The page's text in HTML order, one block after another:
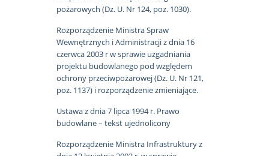
pożarowych (Dz. U. Nr 124, poz. 1030).
Rozporządzenie Ministra Spraw
Wewnętrznych i Administracji z dnia 16
czerwca 2003 r w sprawie uzgadniania
projektu budowlanego pod względem
ochrony przeciwpożarowej (Dz. U. Nr 121,
poz. 1137) i rozporządzenie zmieniające.
Ustawa z dnia 7 lipca 1994 r. Prawo
budowlane – tekst ujednolicony
Rozporządzenie Ministra Infrastruktury z